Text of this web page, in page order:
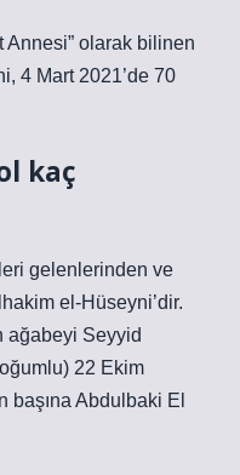
Annesi” olarak bilinen
4 Mart 2021’de 70
kaç
gelenlerinden ve
el-Hüseyni’dir.
ağabeyi Seyyid
22 Ekim
başına Abdulbaki El